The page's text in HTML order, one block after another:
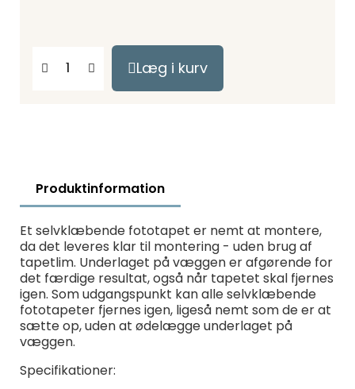
Læg i kurv
Produktinformation
Et selvklæbende fototapet er nemt at montere,
da det leveres klar til montering - uden brug af
tapetlim. Underlaget på væggen er afgørende for
det færdige resultat, også når tapetet skal fjernes
igen. Som udgangspunkt kan alle selvklæbende
fototapeter fjernes igen, ligeså nemt som de er at
sætte op, uden at ødelægge underlaget på
væggen.
Specifikationer: